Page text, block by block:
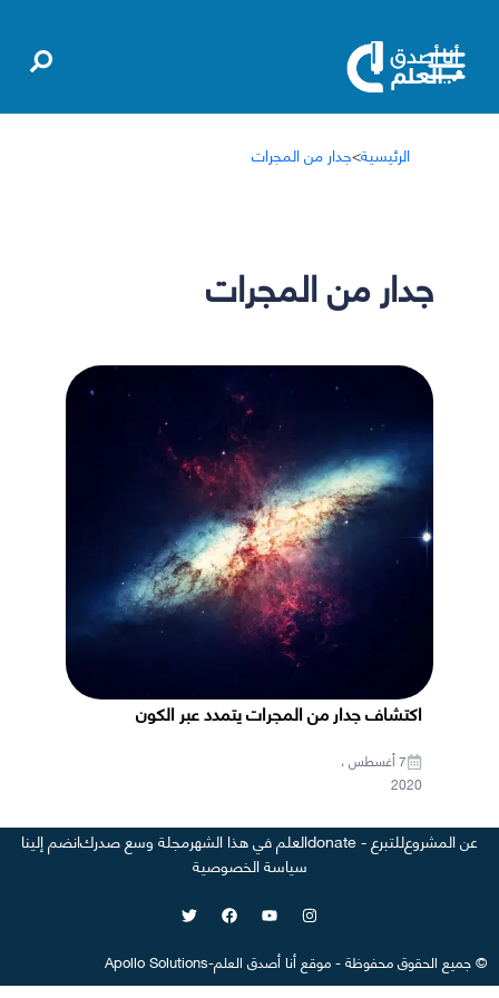
الرئيسية>جدار من المجرات
جدار من المجرات
اكتشاف جدار من المجرات يتمدد عبر الكون
7 أغسطس ،
2020
عن المشروعللتبرع - donate العلم في هذا الشهرمجلة وسع صدركانضم إلينا
سياسة الخصوصية
©جميع الحقوق محفوظة-موقع أنا أصدق العلم-
Apollo Solutions